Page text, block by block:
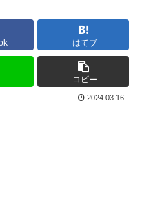
はてブ
コピー
2024.03.16